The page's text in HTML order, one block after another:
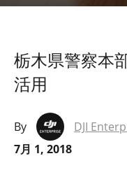
栃木県警察本
活用
By
DJI
7月 1, 2018